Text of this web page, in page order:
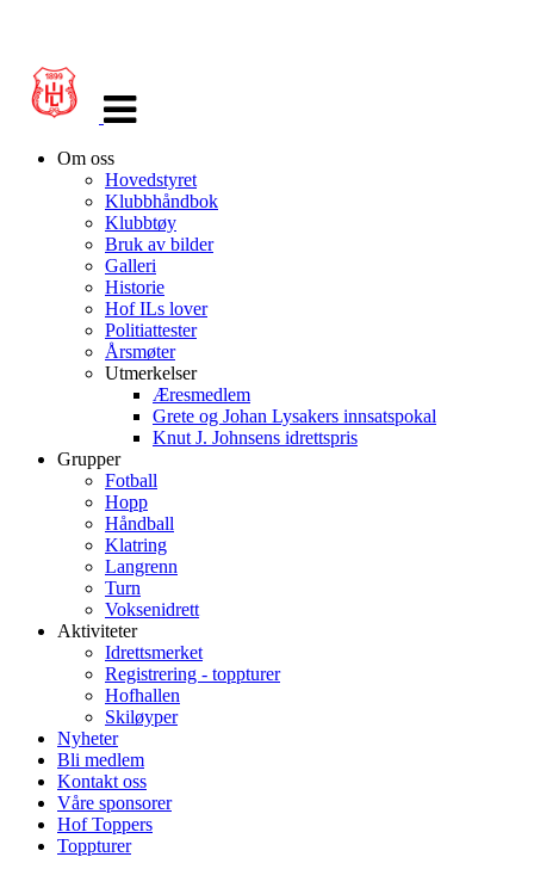
navigasjon
Om oss
Hovedstyret
Klubbhåndbok
Klubbtøy
Bruk av bilder
Galleri
Historie
Hof ILs lover
Politiattester
Årsmøter
Utmerkelser
Æresmedlem
Grete og Johan Lysakers innsatspokal
Knut J. Johnsens idrettspris
Grupper
Fotball
Hopp
Håndball
Klatring
Langrenn
Turn
Voksenidrett
Aktiviteter
Idrettsmerket
Registrering - toppturer
Hofhallen
Skiløyper
Nyheter
Bli medlem
Kontakt oss
Våre sponsorer
Hof Toppers
Toppturer